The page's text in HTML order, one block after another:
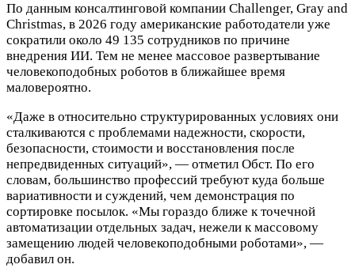
По данным консалтинговой компании Challenger, Gray and
Christmas, в 2026 году американские работодатели уже
сократили около 49 135 сотрудников по причине
внедрения ИИ. Тем не менее массовое развертывание
человекоподобных роботов в ближайшее время
маловероятно.
«Даже в относительно структурированных условиях они
сталкиваются с проблемами надежности, скорости,
безопасности, стоимости и восстановления после
непредвиденных ситуаций», — отметил Обст. По его
словам, большинство профессий требуют куда больше
вариативности и суждений, чем демонстрация по
сортировке посылок. «Мы гораздо ближе к точечной
автоматизации отдельных задач, нежели к массовому
замещению людей человекоподобными роботами», —
добавил он.